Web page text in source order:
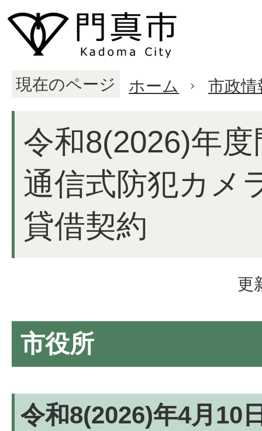
現在のページ ホーム 市政情
令和8(2026)年
通信式防犯カメ
貸借契約
更
市役所
令和8(2026)年4月10